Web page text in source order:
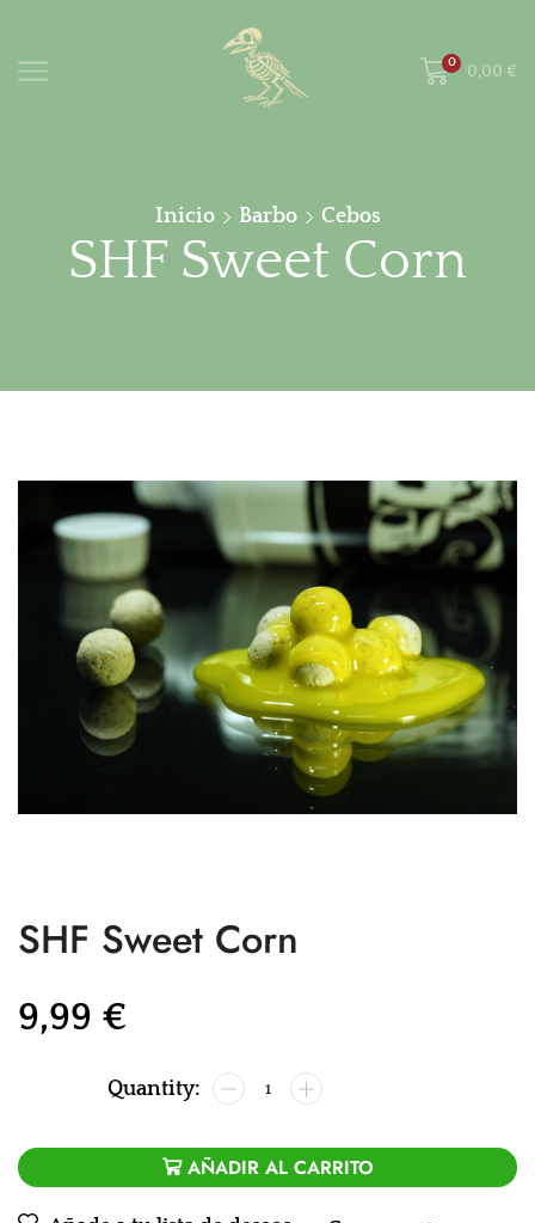
0 0,00 €
Inicio Barbo Cebos
SHF Sweet Corn
SHF Sweet Corn
9,99 €
AÑADIR AL CARRITO